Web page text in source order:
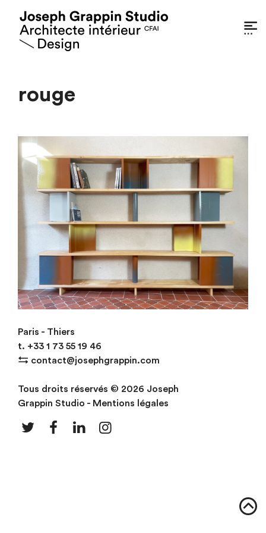
rouge
Biblio TC5
Paris - Thiers
t. +33 1 73 55 19 46
⇆ contact@josephgrappin.com
Tous droits réservés © 2026 Joseph
Grappin Studio - Mentions légales